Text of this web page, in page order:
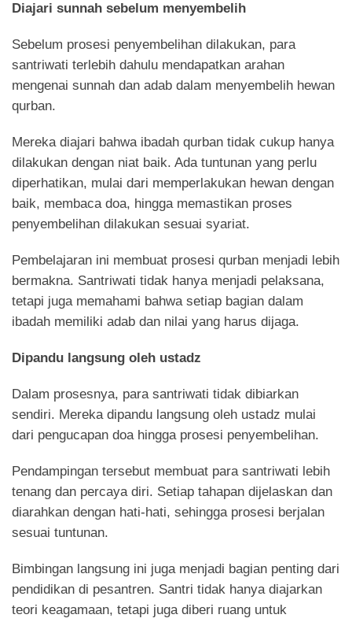
Diajari sunnah sebelum menyembelih
Sebelum prosesi penyembelihan dilakukan, para
santriwati terlebih dahulu mendapatkan arahan
mengenai sunnah dan adab dalam menyembelih hewan
qurban.
Mereka diajari bahwa ibadah qurban tidak cukup hanya
dilakukan dengan niat baik. Ada tuntunan yang perlu
diperhatikan, mulai dari memperlakukan hewan dengan
baik, membaca doa, hingga memastikan proses
penyembelihan dilakukan sesuai syariat.
Pembelajaran ini membuat prosesi qurban menjadi lebih
bermakna. Santriwati tidak hanya menjadi pelaksana,
tetapi juga memahami bahwa setiap bagian dalam
ibadah memiliki adab dan nilai yang harus dijaga.
Dipandu langsung oleh ustadz
Dalam prosesnya, para santriwati tidak dibiarkan
sendiri. Mereka dipandu langsung oleh ustadz mulai
dari pengucapan doa hingga prosesi penyembelihan.
Pendampingan tersebut membuat para santriwati lebih
tenang dan percaya diri. Setiap tahapan dijelaskan dan
diarahkan dengan hati-hati, sehingga prosesi berjalan
sesuai tuntunan.
Bimbingan langsung ini juga menjadi bagian penting dari
pendidikan di pesantren. Santri tidak hanya diajarkan
teori keagamaan, tetapi juga diberi ruang untuk